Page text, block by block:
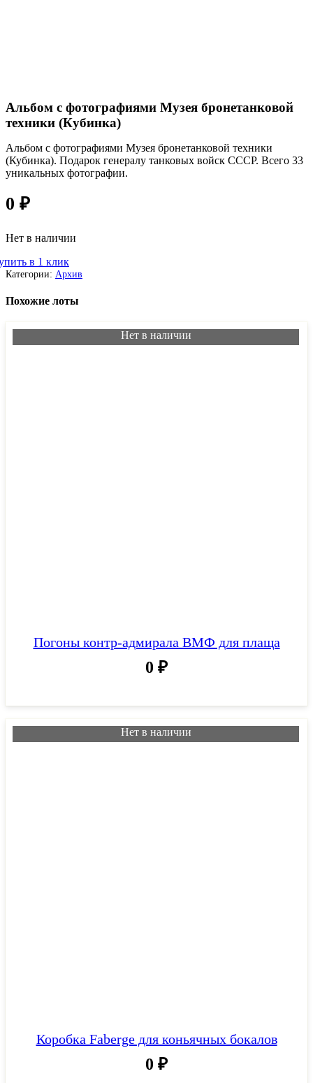
Альбом с фотографиями Музея бронетанковой
техники (Кубинка)
Альбом с фотографиями Музея бронетанковой техники
(Кубинка). Подарок генералу танковых войск СССР. Всего 33
уникальных фотографии.
0 ₽
Нет в наличии
в 1 клик
Категории: Архив
Похожие лоты
Погоны контр-адмирала ВМФ для плаща
0 ₽
Нет в наличии
Коробка Faberge для коньячных бокалов
0 ₽
Нет в наличии